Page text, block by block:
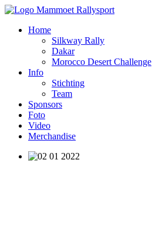
Home
Silkway Rally
Dakar
Morocco Desert Challenge
Info
Stichting
Team
Sponsors
Foto
Video
Merchandise